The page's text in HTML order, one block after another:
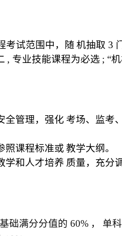
考试范围中，随 机抽取 3
, 专业技能课程为必选 ; “
全管理，强化 考场、监考
照课程标准或 教学大纲。
学和人才培养 质量，充分
础满分分值的 60% ， 单